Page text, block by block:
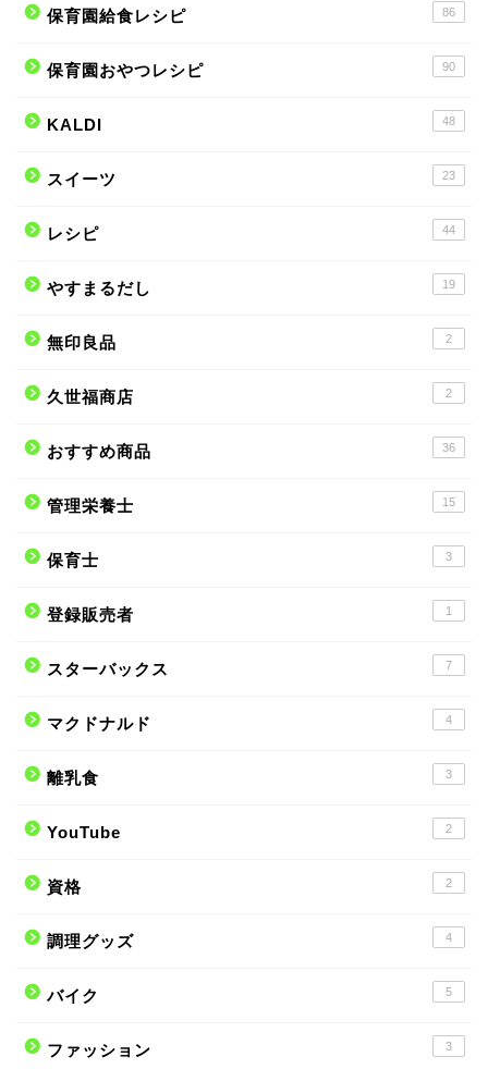
保育園給食レシピ 86
保育園おやつレシピ 90
KALDI 48
スイーツ 23
レシピ 44
やすまるだし 19
無印良品 2
久世福商店 2
おすすめ商品 36
管理栄養士 15
保育士 3
登録販売者 1
スターバックス 7
マクドナルド 4
離乳食 3
YouTube 2
資格 2
調理グッズ 4
バイク 5
ファッション 3